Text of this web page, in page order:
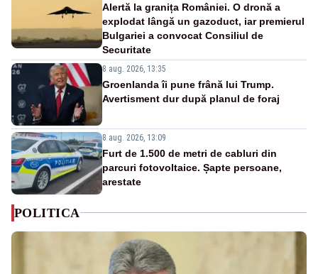
Alertă la granița României. O dronă a
explodat lângă un gazoduct, iar premierul
Bulgariei a convocat Consiliul de
Securitate
8 aug. 2026, 13:35
Groenlanda îi pune frână lui Trump.
Avertisment dur după planul de foraj
8 aug. 2026, 13:09
Furt de 1.500 de metri de cabluri din
parcuri fotovoltaice. Șapte persoane,
arestate
POLITICA